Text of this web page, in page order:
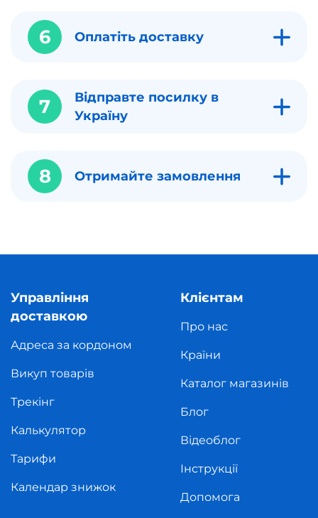
6 Оплатіть доставку
7
Відправте посилку в
Україну
8 Отримайте замовлення
Управління
доставкою
Адреса за кордоном
Викуп товарів
Трекінг
Калькулятор
Тарифи
Календар знижок
Клієнтам
Про нас
Країни
Каталог магазинів
Блог
Відеоблог
Інструкції
Допомога